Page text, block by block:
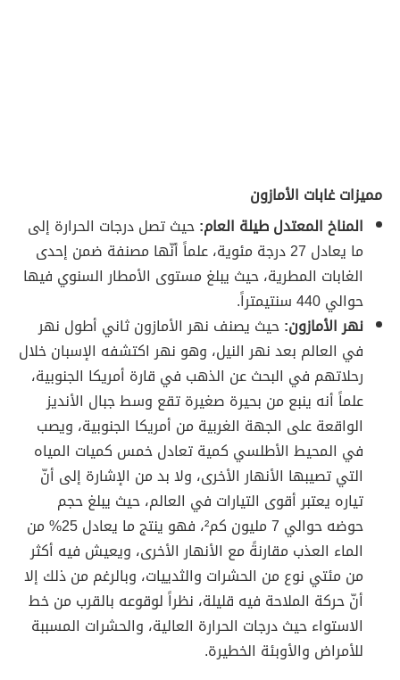
مميزات غابات الأمازون
المناخ المعتدل طيلة العام:حيث تصل درجات الحرارة إلى
ما يعادل 27 درجة مئوية، علماً أنّها مصنفة ضمن إحدى
الغابات المطرية، حيث يبلغ مستوى الأمطار السنوي فيها
حوالي 440 سنتيمتراً.
نهر الأمازون:حيث يصنف نهر الأمازون ثاني أطول نهر
في العالم بعد نهر النيل، وهو نهر اكتشفه الإسبان خلال
رحلاتهم في البحث عن الذهب في قارة أمريكا الجنوبية،
علماً أنه ينبع من بحيرة صغيرة تقع وسط جبال الأنديز
الواقعة على الجهة الغربية من أمريكا الجنوبية، ويصب
في المحيط الأطلسي كمية تعادل خمس كميات المياه
التي تصيبها الأنهار الأخرى، ولا بد من الإشارة إلى أنّ
تياره يعتبر أقوى التيارات في العالم، حيث يبلغ حجم
حوضه حوالي 7 مليون كم²، فهو ينتج ما يعادل 25% من
الماء العذب مقارنةً مع الأنهار الأخرى، ويعيش فيه أكثر
من مئتي نوع من الحشرات والثدييات، وبالرغم من ذلك إلا
أنّ حركة الملاحة فيه قليلة، نظراً لوقوعه بالقرب من خط
الاستواء حيث درجات الحرارة العالية، والحشرات المسببة
للأمراض والأوبئة الخطيرة.